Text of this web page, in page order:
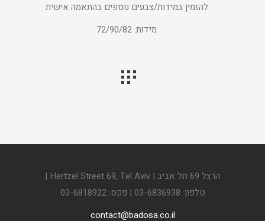
להזמין במידות/צבעים נוספים בהתאמה אישית
מידות: 72/90/82
הרצל 69 תל אביב | Hertzel Street 69, Tel Aviv |
טלפון: 03-6836938 | פקס: 03-6818922
contact@badosa.co.il